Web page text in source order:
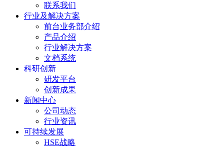
联系我们
行业及解决方案
前台业务部介绍
产品介绍
行业解决方案
文档系统
科研创新
研发平台
创新成果
新闻中心
公司动态
行业资讯
可持续发展
HSE战略